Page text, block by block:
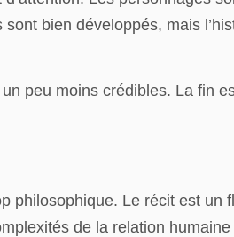
bien développés, mais
peu moins crédibles. La fin
philosophique. Le récit est un
de la relation